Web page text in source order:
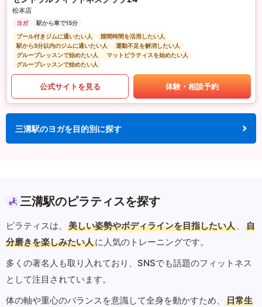
松本店
ヨガ
駅から車で15分
プール付きジムに通いたい人
隙間時間を活用したい人
駅から5分以内のジムに通いたい人
運動不足を解消したい人
グループレッスンで始めたい人
マットピラティスを始めたい人
グループレッスンで始めたい人
公式サイトを見る 体験・相談予約
三溝駅のヨガを目的別に探す
三溝駅のピラティスを探す
ピラティスは、 美しい姿勢やボディラインを目指したい人 、
自
分磨きを楽しみたい人に人気のトレーニングです。
多くの著名人も取り入れており、SNSでも話題のフィットネス
として注目されています。
体の軸や重心のバランスを意識して全身を動かすため、
日常生